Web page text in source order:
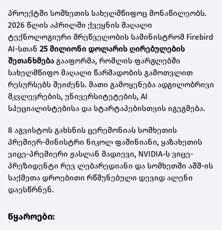
პროექტში სომხეთის სახელმწიფოც მონაწილეობს.
2026 წლის აპრილში ქვეყნის მაღალი
ტექნოლოგიური მრეწველობის სამინისტრომ Firebird
AI-სთან 25 მილიონი დოლარის ღირებულების
შეთანხმება გააფორმა, რომლის ფარგლებში
სახელმწიფო მაღალი წარმადობის გამოთვლით
რესურსებს შეიძენს. მათი გამოყენება ადგილობრივი
მკვლევრების, უნივერსიტეტების, AI
სპეციალისტებისა და სტარტაპებისთვის იგეგმება.
8 აგვისტოს გახსნის ცერემონიას სომხეთის
პრემიერ-მინისტრი ნიკოლ ფაშინიანი, ყაზახეთის
ვიცე-პრემიერი ჟასლან მადიევი, NVIDIA-ს ვიცე-
პრეზიდენტი რევ ლებარედიანი და სომხეთში აშშ-ის
საქმეთა დროებითი რწმუნებული დევიდ ალენი
დაესწრნენ.
წყაროები: